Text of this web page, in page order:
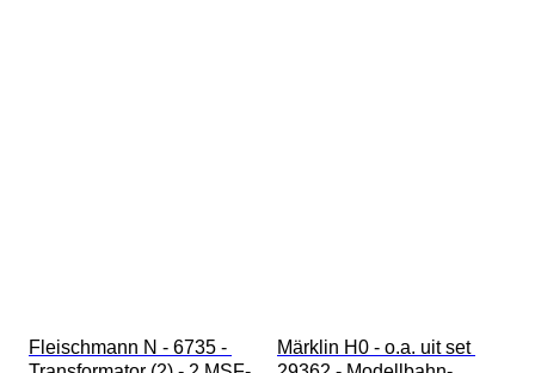
Fleischmann N - 6735 -
Märklin H0 - o.a. uit set